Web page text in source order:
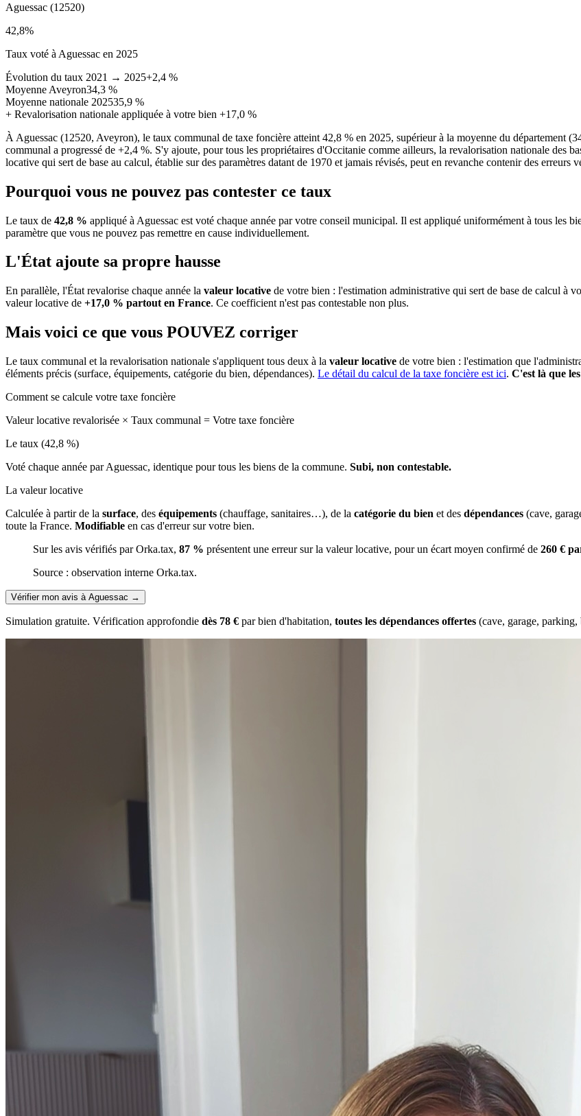
Aguessac (12520)
42,8%
Taux voté à Aguessac en 2025
Évolution du taux 2021 → 2025+2,4 %
Moyenne Aveyron34,3 %
Moyenne nationale 202535,9 %
+ Revalorisation nationale appliquée à votre bien +17,0 %
À Aguessac (12520, Aveyron), le taux communal de taxe foncière atteint 42,8 % en 2025, supérieur à la moyenne du département
communal a progressé de +2,4 %. S'y ajoute, pour tous les propriétaires d'Occitanie comme ailleurs, la revalorisation nationale des
locative qui sert de base au calcul, établie sur des paramètres datant de 1970 et jamais révisés, peut en revanche contenir des erreurs
Pourquoi vous ne pouvez pas contester ce taux
Le taux de 42,8 % appliqué à Aguessac est voté chaque année par votre conseil municipal. Il est appliqué uniformément à tous les
paramètre que vous ne pouvez pas remettre en cause individuellement.
L'État ajoute sa propre hausse
En parallèle, l'État revalorise chaque année la valeur locative de votre bien : l'estimation administrative qui sert de base de calcul à
valeur locative de +17,0 % partout en France. Ce coefficient n'est pas contestable non plus.
Mais voici ce que vous POUVEZ corriger
Le taux communal et la revalorisation nationale s'appliquent tous deux à la valeur locative de votre bien : l'estimation que
éléments précis (surface, équipements, catégorie du bien, dépendances). Le détail du calcul de la taxe foncière est ici. C'est là que
Comment se calcule votre taxe foncière
Valeur locative revalorisée × Taux communal = Votre taxe foncière
Le taux (42,8 %)
Voté chaque année par Aguessac, identique pour tous les biens de la commune. Subi, non contestable.
La valeur locative
Calculée à partir de la surface, des équipements (chauffage, sanitaires…), de la catégorie du bien et des dépendances (cave,
toute la France. Modifiable en cas d'erreur sur votre bien.
Sur les avis vérifiés par Orka.tax, 87 % présentent une erreur sur la valeur locative, pour un écart moyen confirmé de 260 €
Source : observation interne Orka.tax.
Vérifier mon avis à Aguessac →
Simulation gratuite. Vérification approfondie dès 78 € par bien d'habitation, toutes les dépendances offertes (cave, garage, parking,